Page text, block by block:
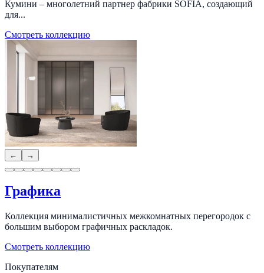
Кумини – многолетний партнер фабрики SOFIA, создающий
для...
Смотреть коллекцию
← →
Графика
Коллекция минималистичных межкомнатных перегородок с
большим выбором графичных раскладок.
Смотреть коллекцию
Покупателям